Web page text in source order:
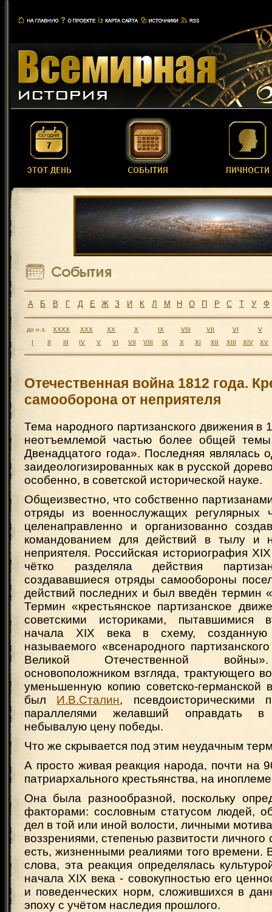
А Б В Г Д Е Ж З И К Л М Н О П Р С Т У Ф
до н.э. XXXX XXX XX X IX VIII VII VI
V
I
II III IV V VI VII VIII IX X XI XII XIII XIV XV
Отечественная война 1812 года.
самооборона от неприятеля
Тема народного партизанского движения в
неотъемлемой частью более общей
Двенадцатого года». Последняя являлась
заидеологизированных как в русской
особенно, в советской исторической науке.
Общеизвестно, что собственно
отряды из военнослужащих регулярных
целенаправленно и организованно
командованием для действий в тылу и
неприятеля. Российская историография
чётко разделяла действия
создававшиеся отряды самообороны
действий последних и был введён термин
Термин «крестьянское партизанское
советскими историками, пытавшимися
начала XIX века в схему, созданную
называемого «всенародного
Великой Отечественной
основоположником взгляда, трактующего
уменьшенную копию советско-германской
был И.В.Сталин, псевдоисторическими
параллелями желавший оправдать
небывалую цену победы.
Что же скрывается под этим неудачным
А просто живая реакция народа, почти на
патриархального крестьянства, на
Она была разнообразной, поскольку
факторами: сословным статусом людей,
дел в той или иной волости, личными
воззрениями, степенью развитости личного
есть, жизненными реалиями того
слова, эта реакция определялась
начала XIX века - совокупностью его
и поведенческих норм, сложившихся в
эпоху с учётом наследия прошлого.